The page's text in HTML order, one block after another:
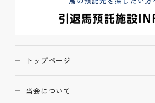
トップページ
当会について